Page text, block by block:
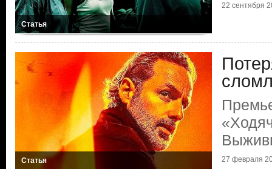
Статья
22 сентября
Статья 27 февраля